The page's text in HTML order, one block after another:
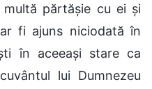
părtășie cu ei și
fi ajuns niciodată în
în aceeași stare ca
lui Dumnezeu